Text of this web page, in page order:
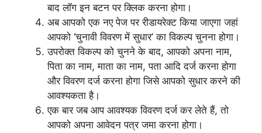
बाद लॉग इन बटन पर क्लिक करना होगा।
अब आपको एक नए पेज पर रीडायरेक्ट किया जाएगा जहां
आपको ‘चुनावी विवरण में सुधार’ का विकल्प चुनना होगा।
उपरोक्त विकल्प को चुनने के बाद, आपको अपना नाम,
पिता का नाम, माता का नाम, पता आदि दर्ज करना होगा
और विवरण दर्ज करना होगा जिसे आपको सुधार करने की
आवश्यकता है।
एक बार जब आप आवश्यक विवरण दर्ज कर लेते हैं, तो
आपको अपना आवेदन पत्र जमा करना होगा।